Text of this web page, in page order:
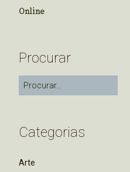
Online
Procurar
Categorias
Arte